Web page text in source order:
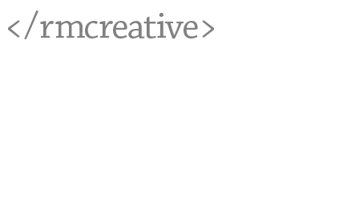
<rmcreative/>